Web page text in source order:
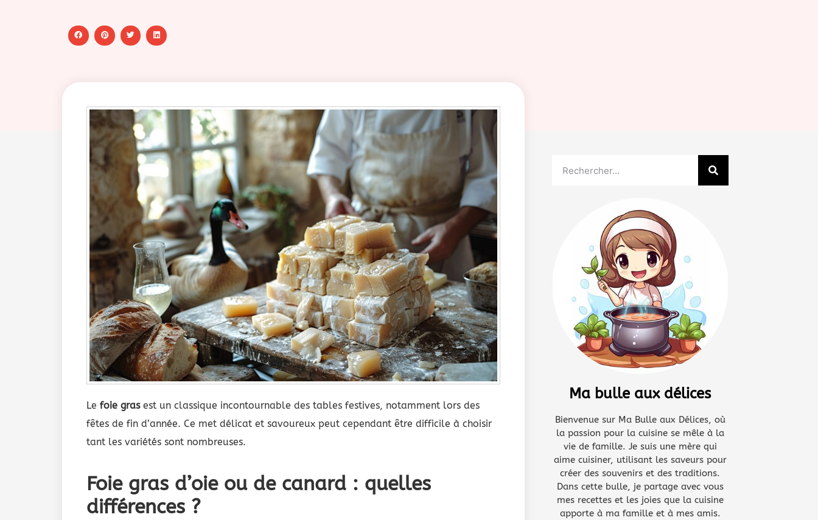
Le foie grasest un classique incontournable des tables festives, notamment lors des
fêtes de fin d’année. Ce met délicat et savoureux peut cependant être difficile à choisir
tant les variétés sont nombreuses.
Foie gras d’oie ou de canard : quelles
différences ?
Ma bulle aux délices
Bienvenue sur Ma Bulle aux Délices, où
la passion pour la cuisine se mêle à la
vie de famille. Je suis une mère qui
aime cuisiner, utilisant les saveurs pour
créer des souvenirs et des traditions.
Dans cette bulle, je partage avec vous
mes recettes et les joies que la cuisine
apporte à ma famille et à mes amis.